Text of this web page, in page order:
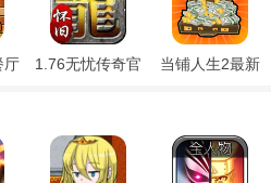
厅
1.76无忧传奇官
当铺人生2最新